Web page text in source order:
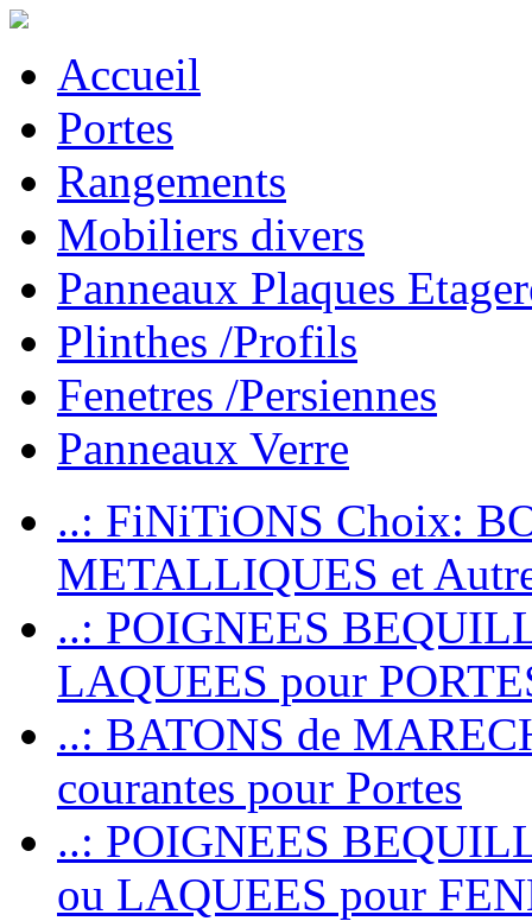
Accueil
Portes
Rangements
Mobiliers divers
Panneaux Plaques
Plinthes /Profils
Fenetres /Persiennes
Panneaux Verre
..: FiNiTiONS Choix:
METALLIQUES et
..: POIGNEES
LAQUEES pour
..: BATONS de
courantes pour Portes
..: POIGNEES
ou LAQUEES pour